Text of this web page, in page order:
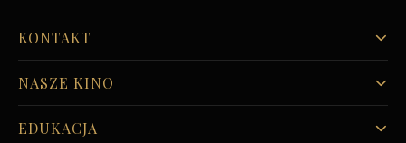
KONTAKT
NASZE KINO
EDUKACJA